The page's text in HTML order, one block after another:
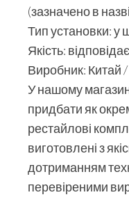
(зазначено в
Тип установки: у
Якість:
Виробник: Китай
У нашому
придбати як
рестайлові
виготовлені з
дотриманням
перевіреними